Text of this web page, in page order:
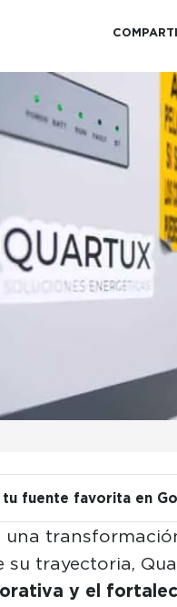
fuente favorita en
una
su trayectoria,
y el